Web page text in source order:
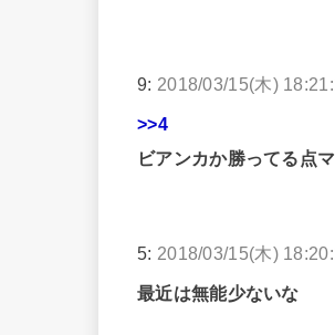
9: 2018/03/15(木)
>>4
ビアンカか勝ってる点
5: 2018/03/15(木)
最近は無能少ないな